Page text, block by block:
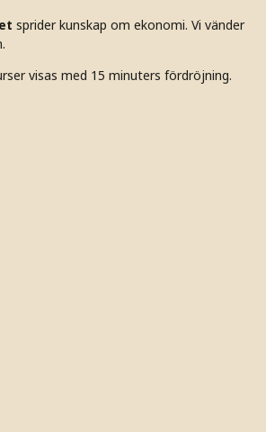
sprider kunskap om ekonomi. Vi vänder
visas med 15 minuters fördröjning.